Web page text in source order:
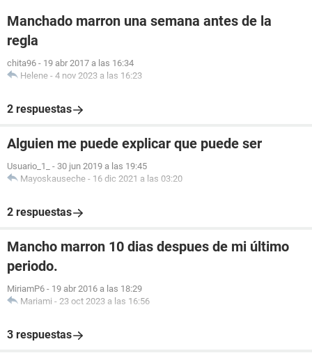
Manchado marron una semana antes de la
regla
chita96 - 19 abr 2017 a las 16:34
Helene - 4 nov 2023 a las 16:23
2 respuestas
Alguien me puede explicar que puede ser
Usuario_1_ - 30 jun 2019 a las 19:45
Mayoskauseche - 16 dic 2021 a las 03:20
2 respuestas
Mancho marron 10 dias despues de mi último
periodo.
MiriamP6 - 19 abr 2016 a las 18:29
Mariami - 23 oct 2023 a las 16:56
3 respuestas